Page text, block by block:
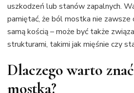
uszkodzeń lub stanów zapalnych.
pamiętać, że ból mostka nie zawsze
samą kością – może być także
strukturami, takimi jak mięśnie czy
Dlaczego warto
mostka?